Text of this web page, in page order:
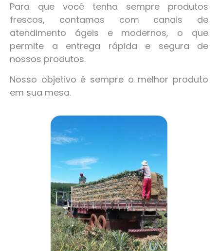
Para que você tenha sempre produtos
frescos, contamos com canais de
atendimento ágeis e modernos, o que
permite a entrega rápida e segura de
nossos produtos.
Nosso objetivo é sempre o melhor produto
em sua mesa.